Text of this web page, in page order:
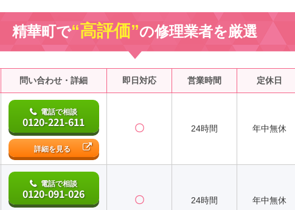
精華町で“高評価”の修理業者を厳選
問い合わせ・詳細 即日対応 営業時間 定休日
電話で相談
0120-221-611
詳細を見る
〇 24時間 年中無休
電話で相談
0120-091-026 〇 24時間 年中無休